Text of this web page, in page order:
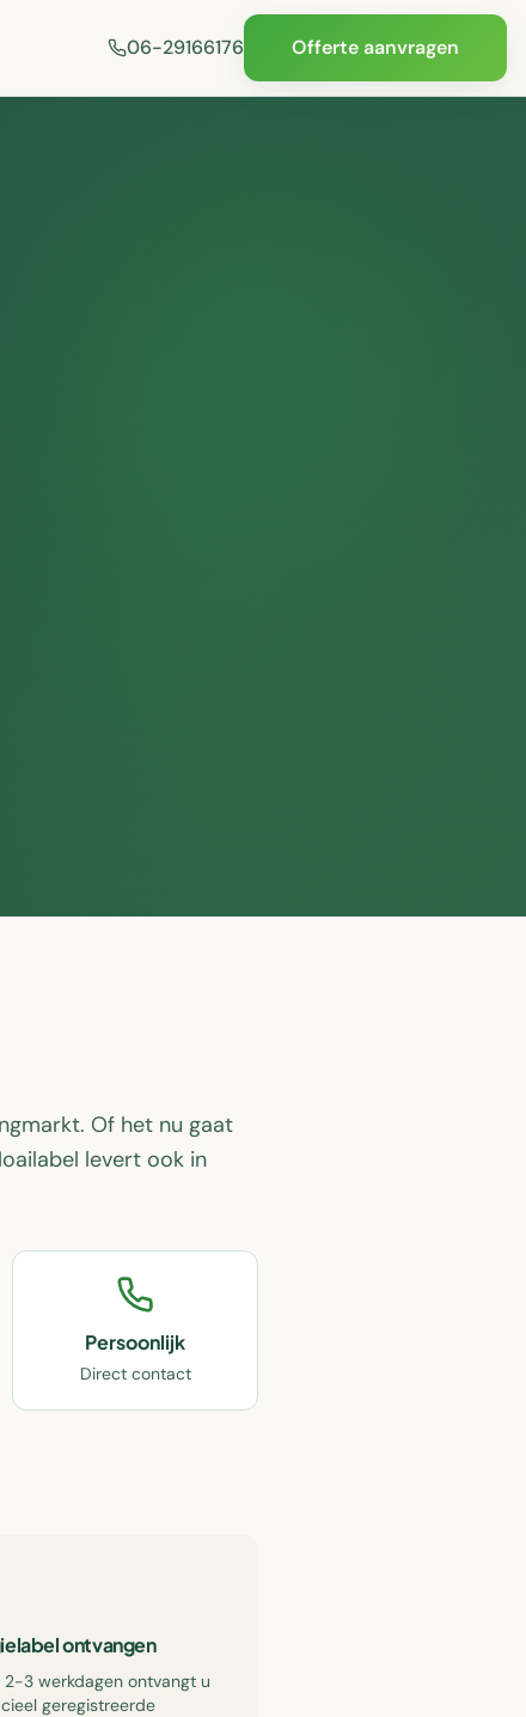
06-29166176 Offerte aanvragen
Of het nu gaat
levert ook in
Persoonlijk
Direct contact
ontvangen
2-3 werkdagen ontvangt u
geregistreerde